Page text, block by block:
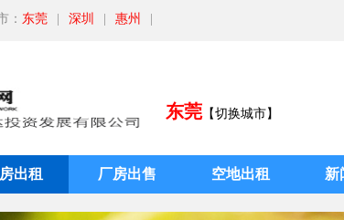
： 东莞 深圳 惠州
东莞【切换城市】
出租 厂房出售 空地出租 新